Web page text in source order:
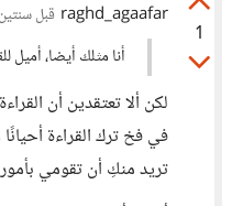
1
raghd_agaafar قبل سنتين
أنا مثلك أيضا، أميل
لكن ألا تعتقدين أن
في فخ ترك القراءة
تريد منكِ أن تقومي بأمور